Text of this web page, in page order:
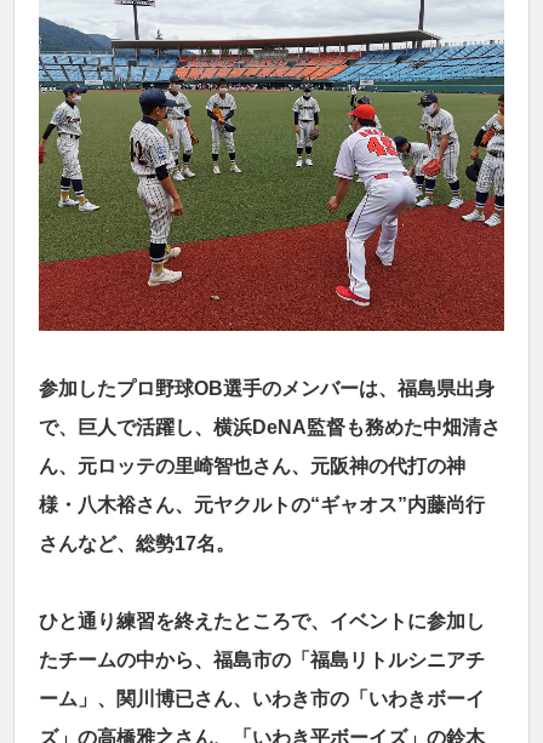
参加したプロ野球OB選手のメンバーは、福島県出身
で、巨人で活躍し、横浜DeNA監督も務めた中畑清さ
ん、元ロッテの里崎智也さん、元阪神の代打の神
様・八木裕さん、元ヤクルトの“ギャオス”内藤尚行
さんなど、総勢17名。
ひと通り練習を終えたところで、イベントに参加し
たチームの中から、福島市の「福島リトルシニアチ
ーム」、関川博已さん、いわき市の「いわきボーイ
ズ」の高橋雅之さん、「いわき平ボーイズ」の鈴木